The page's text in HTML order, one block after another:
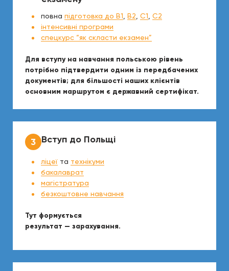
повна підготовка до B1, B2, C1, C2
інтенсивні програми
спецкурс “як скласти екзамен”
Для вступу на навчання польською рівень
потрібно підтвердити одним із передбачених
документів; для більшості наших клієнтів
основним маршрутом є державний сертифікат.
Вступ до Польщі
ліцеї та технікуми
бакалаврат
магістратура
безкоштовне навчання
Тут формується
результат — зарахування.